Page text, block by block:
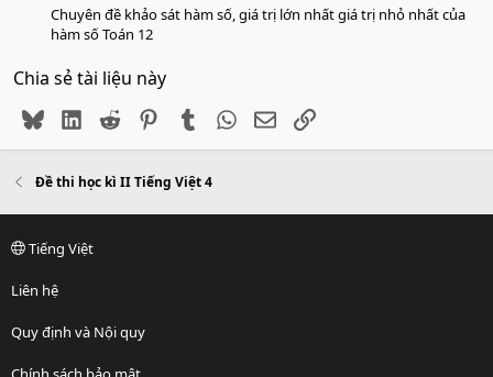
Chuyên đề khảo sát hàm số, giá trị lớn nhất giá trị nhỏ nhất của
hàm số Toán 12
Chia sẻ tài liệu này
BlueskyLinkedIn
Reddit PinterestTumblr WhatsApp
EmailLink
Đề thi học kì II Tiếng Việt 4
Tiếng Việt
Liên hệ
Quy định và Nội quy